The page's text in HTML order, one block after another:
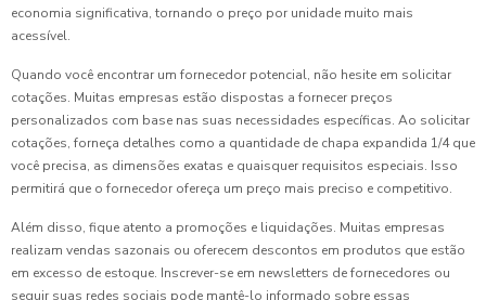
economia significativa, tornando o preço por unidade muito mais
acessível.
Quando você encontrar um fornecedor potencial, não hesite em solicitar
cotações. Muitas empresas estão dispostas a fornecer preços
personalizados com base nas suas necessidades específicas. Ao solicitar
cotações, forneça detalhes como a quantidade de chapa expandida 1/4 que
você precisa, as dimensões exatas e quaisquer requisitos especiais. Isso
permitirá que o fornecedor ofereça um preço mais preciso e competitivo.
Além disso, fique atento a promoções e liquidações. Muitas empresas
realizam vendas sazonais ou oferecem descontos em produtos que estão
em excesso de estoque. Inscrever-se em newsletters de fornecedores ou
seguir suas redes sociais pode mantê-lo informado sobre essas